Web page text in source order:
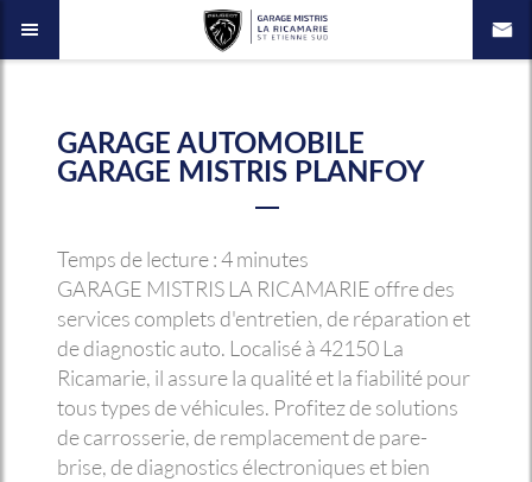
GARAGE AUTOMOBILE
GARAGE MISTRIS PLANFOY
Temps de lecture : 4 minutes
GARAGE MISTRIS LA RICAMARIE offre des
services complets d'entretien, de réparation et
de diagnostic auto. Localisé à 42150 La
Ricamarie, il assure la qualité et la fiabilité pour
tous types de véhicules. Profitez de solutions
de carrosserie, de remplacement de pare-
brise, de diagnostics électroniques et bien